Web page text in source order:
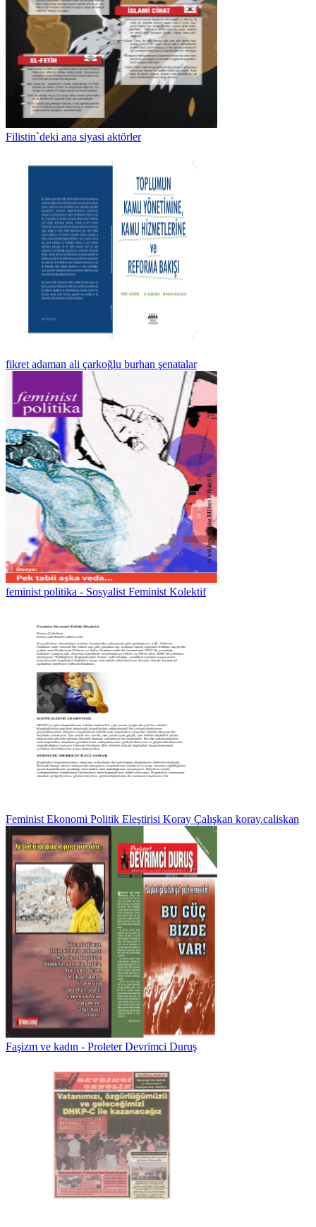
Filistin`deki ana siyasi aktörler
fikret adaman ali çarkoğlu burhan şenatalar
feminist politika - Sosyalist Feminist Kolektif
Feminist Ekonomi Politik Eleştirisi Koray Çalışkan koray.caliskan
Faşizm ve kadın - Proleter Devrimci Duruş